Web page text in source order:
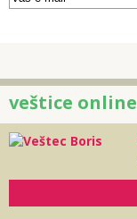
veštice online